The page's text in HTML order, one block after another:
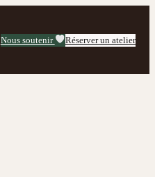
Nous soutenir Réserver un atelier